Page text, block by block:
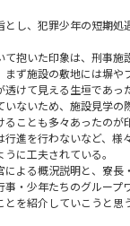
とし、犯罪少年の短期処
抱いた印象は、刑事施
ず施設の敷地には塀や
けて見える生垣であっ
ないため、施設見学の
ことも多々あったのが
進を行わないなど、様
に工夫されている。
よる概況説明と、寮長
・少年たちのグループ
を紹介していこうと思う